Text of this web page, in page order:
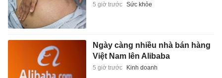
5 giờ trước Sức khỏe
Ngày càng nhiều nhà bán hàng
Việt Nam lên Alibaba
5 giờ trước Kinh doanh